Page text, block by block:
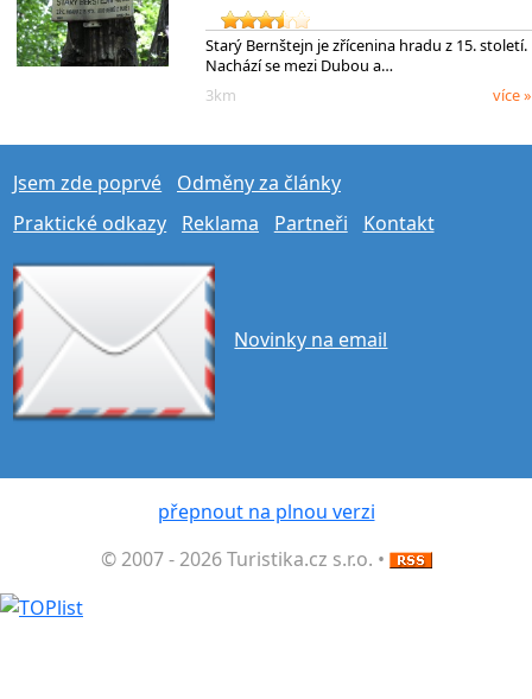
Starý Bernštejn je zřícenina hradu z 15. století.
Nachází se mezi Dubou a…
3km
více »
Jsem zde poprvé
Odměny za články
Praktické odkazy
Reklama Partneři Kontakt
Novinky na email
přepnout na plnou verzi
© 2007 - 2026 Turistika.cz s.r.o. •